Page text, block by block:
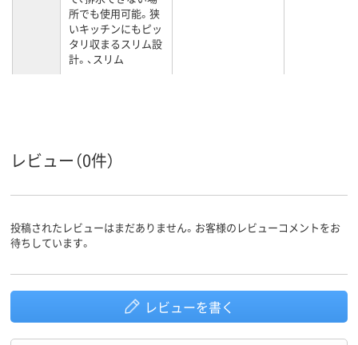
所でも使用可能。狭
いキッチンにもピッ
タリ収まるスリム設
計。、スリム
レビュー（0件）
投稿されたレビューはまだありません。お客様のレビューコメントをお
待ちしています。
レビューを書く